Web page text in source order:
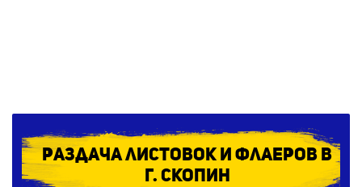
Раздача листовок и флаеров в
г. Скопин